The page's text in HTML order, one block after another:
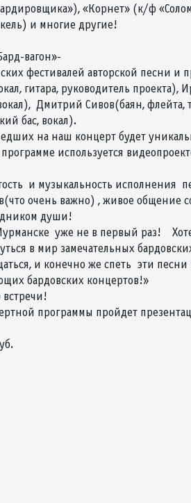
«Корнет» (к/ф
и многие другие!
вагон»-
фестивалей авторской песни
гитара, руководитель
вокал), Дмитрий Сивов(баян,
бас, вокал).
на наш концерт будет
используется
и музыкальность исполнения
очень важно) , живое общение
души!
уже не в первый раз!
в мир замечательных
и конечно же спеть эти
бардовских концертов!»
программы пройдет